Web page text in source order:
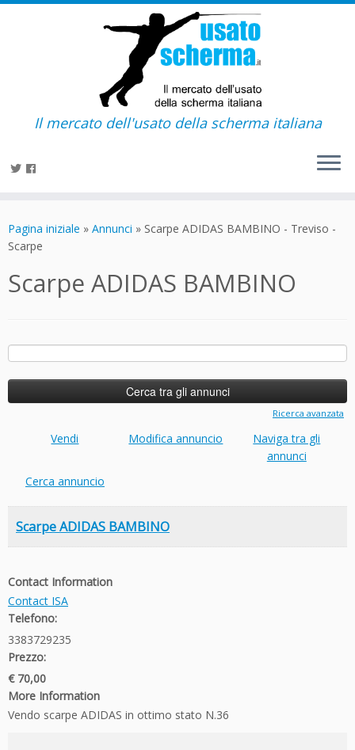
contenuto
Il mercato dell'usato della scherma italiana
Pagina iniziale » Annunci » Scarpe ADIDAS BAMBINO - Treviso -
Scarpe
Scarpe ADIDAS BAMBINO
Ricerca
Ricerca avanzata
Vendi Modifica annuncio
Naviga tra gli
annunci
Cerca annuncio
Scarpe ADIDAS BAMBINO
Contact Information
Contact ISA
Telefono:
3383729235
Prezzo:
€ 70,00
More Information
Vendo scarpe ADIDAS in ottimo stato N.36